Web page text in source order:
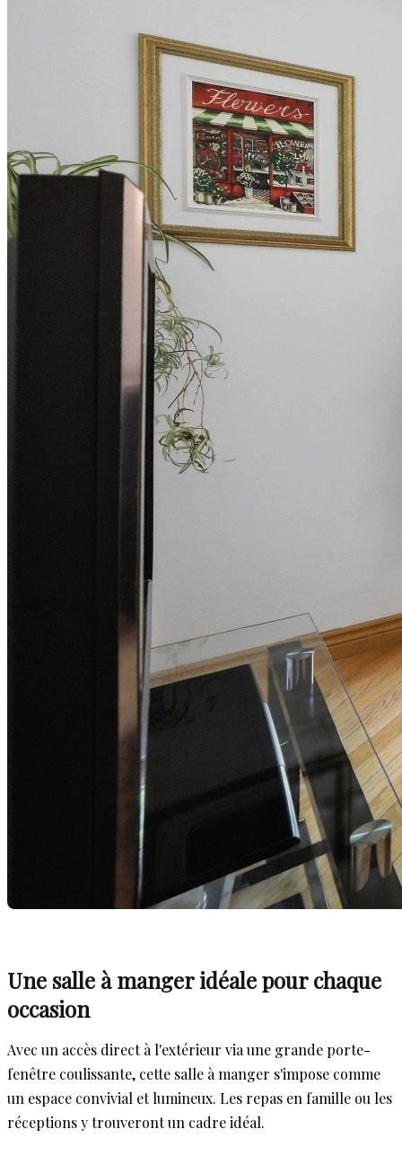
Une salle à manger idéale pour chaque
occasion
Avec un accès direct à l'extérieur via une grande porte-
fenêtre coulissante, cette salle à manger s'impose comme
un espace convivial et lumineux. Les repas en famille ou les
réceptions y trouveront un cadre idéal.